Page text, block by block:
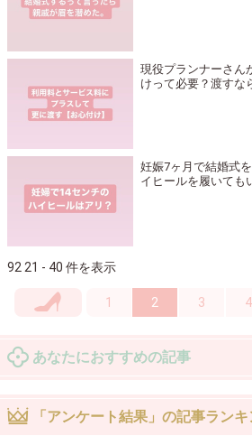
現役プランナーさん
けって必要？渡すな
妊娠7ヶ月で結婚式
イヒールを履いても
92 21 - 40 件を表示
1 2 3 4
あなたにおすすめの記事
「アンケート結果」の記事ラン